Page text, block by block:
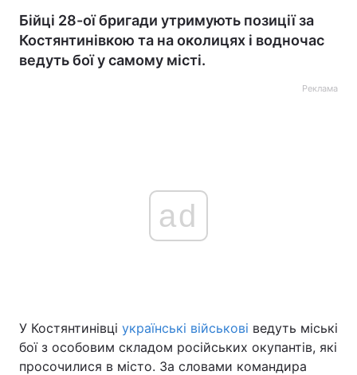
Україна Політика
Бійці 28-ої бригади утримують позиції за
Костянтинівкою та на околицях і водночас
ведуть бої у самому місті.
Реклама
ad
У Костянтинівці українські військові ведуть міські
бої з особовим складом російських окупантів, які
просочилися в місто. За словами командира